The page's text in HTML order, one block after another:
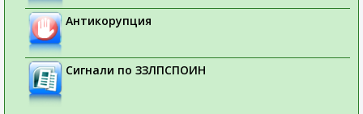
Антикорупция
Сигнали по ЗЗЛПСПОИН